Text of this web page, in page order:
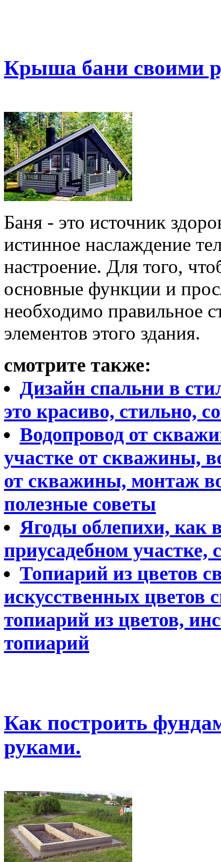
Крыша бани своими
Баня - это источник
истинное наслаждение
настроение. Для того,
основные функции и
необходимо правильное
элементов этого здания.
смотрите также:
Дизайн спальни в
это красиво, стильно,
Водопровод от
участке от скважины,
от скважины, монтаж
полезные советы
Ягоды облепихи, как
приусадебном участке,
Топиарий из цветов
искусственных цветов
топиарий из цветов,
топиарий
Как построить
руками.